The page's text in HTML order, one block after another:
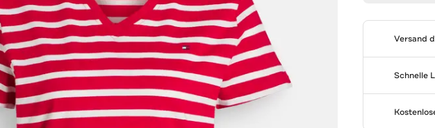
Versand
Schnelle